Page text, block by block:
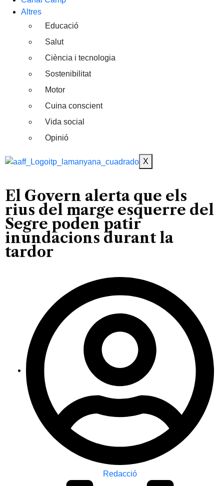
Altres
Educació
Salut
Ciència i tecnologia
Sostenibilitat
Motor
Cuina conscient
Vida social
Opinió
X
El Govern alerta que els
rius del marge esquerre del
Segre poden patir
inundacions durant la
tardor
Redacció